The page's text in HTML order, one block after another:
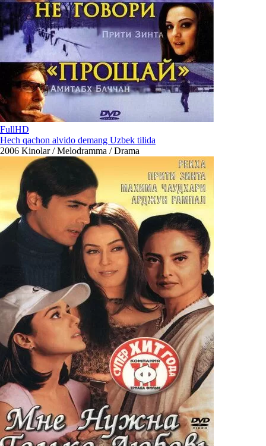
FullHD
Hech qachon alvido demang Uzbek tilida
2006 Kinolar / Melodramma / Drama